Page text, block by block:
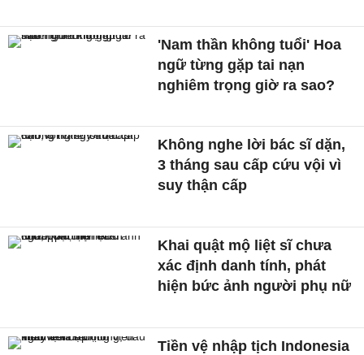
'Nam thần không tuổi' Hoa
ngữ từng gặp tai nạn
nghiêm trọng giờ ra sao?
Không nghe lời bác sĩ dặn,
3 tháng sau cấp cứu vội vì
suy thận cấp
Khai quật mộ liệt sĩ chưa
xác định danh tính, phát
hiện bức ảnh người phụ nữ
Tiền vệ nhập tịch Indonesia